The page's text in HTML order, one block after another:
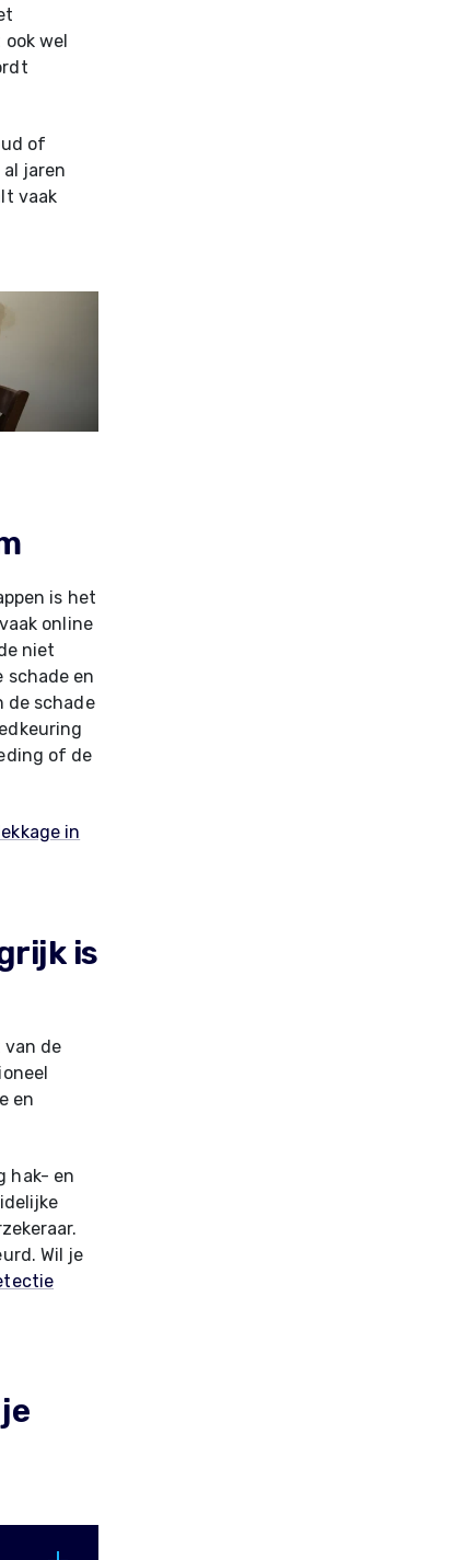
wel
of
jaren
vaak
is het
online
niet
schade en
de schade
of de
in
is
van de
en
hak- en
Wil je